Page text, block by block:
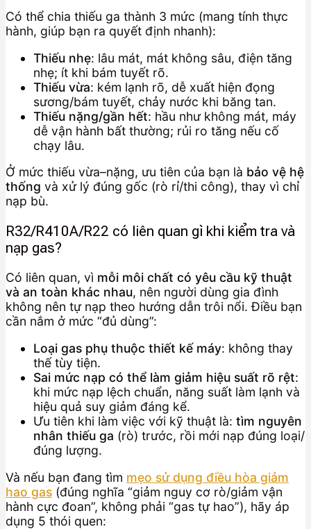
Có thể chia thiếu ga thành 3 mức (mang tính thực
hành, giúp bạn ra quyết định nhanh):
Thiếu nhẹ: lâu mát, mát không sâu, điện tăng
nhẹ; ít khi bám tuyết rõ.
Thiếu vừa: kém lạnh rõ, dễ xuất hiện đọng
sương/bám tuyết, chảy nước khi băng tan.
Thiếu nặng/gần hết: hầu như không mát, máy
dễ vận hành bất thường; rủi ro tăng nếu cố
chạy lâu.
Ở mức thiếu vừa–nặng, ưu tiên của bạn là bảo vệ hệ
thống và xử lý đúng gốc (rò rỉ/thi công), thay vì chỉ
nạp bù.
R32/R410A/R22 có liên quan gì khi kiểm tra và
nạp gas?
Có liên quan, vì mỗi môi chất có yêu cầu kỹ thuật
và an toàn khác nhau, nên người dùng gia đình
không nên tự nạp theo hướng dẫn trôi nổi. Điều bạn
cần nắm ở mức “đủ dùng”:
Loại gas phụ thuộc thiết kế máy: không thay
thế tùy tiện.
Sai mức nạp có thể làm giảm hiệu suất rõ rệt:
khi mức nạp lệch chuẩn, năng suất làm lạnh và
hiệu quả suy giảm đáng kể.
Ưu tiên khi làm việc với kỹ thuật là: tìm nguyên
nhân thiếu ga (rò) trước, rồi mới nạp đúng loại/
đúng lượng.
Và nếu bạn đang tìm mẹo sử dụng điều hòa giảm
hao gas (đúng nghĩa “giảm nguy cơ rò/giảm vận
hành cực đoan”, không phải “gas tự hao”), hãy áp
dụng 5 thói quen: